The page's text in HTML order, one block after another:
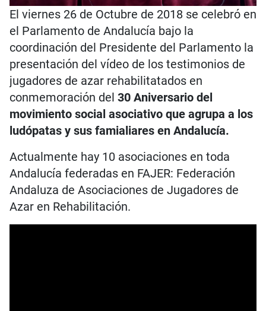
El viernes 26 de Octubre de 2018 se celebró en
el Parlamento de Andalucía bajo la
coordinación del Presidente del Parlamento la
presentación del vídeo de los testimonios de
jugadores de azar rehabilitatados en
conmemoración del 30 Aniversario del
movimiento social asociativo que agrupa a los
ludópatas y sus famialiares en Andalucía.
Actualmente hay 10 asociaciones en toda
Andalucía federadas en FAJER: Federación
Andaluza de Asociaciones de Jugadores de
Azar en Rehabilitación.